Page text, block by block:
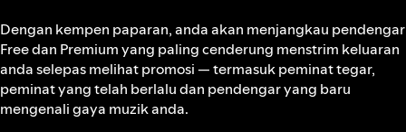
Dengan kempen paparan, anda akan menjangkau pendengar
Free dan Premium yang paling cenderung menstrim keluaran
anda selepas melihat promosi — termasuk peminat tegar,
peminat yang telah berlalu dan pendengar yang baru
mengenali gaya muzik anda.